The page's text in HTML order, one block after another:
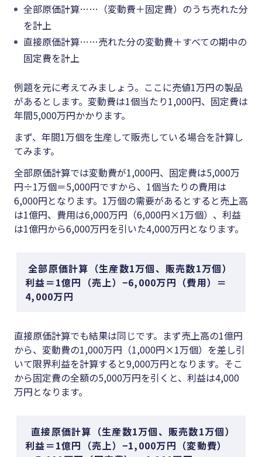
全部原価計算……（変動費＋固定費）のうち売れた分
を計上
直接原価計算……売れた分の変動費＋すべての期中の
固定費を計上
例題を元に考えてみましょう。ここに売値1万円の製品
があるとします。変動費は1個当たり1,000円、固定費は
年間5,000万円かかります。
まず、年間1万個を生産して販売している場合を計算し
てみます。
全部原価計算では変動費が1,000円、固定費は5,000万
円÷1万個＝5,000円ですから、1個当たりの費用は
6,000円となります。1万個の需要があるとすると売上高
は1億円、費用は6,000万円（6,000円×1万個）、利益
は1億円から6,000万円を引いた4,000万円となります。
全部原価計算（生産数1万個、販売数1万個）
利益＝1億円（売上）−6,000万円（費用）＝
4,000万円
直接原価計算でも結果は同じです。まず売上高の1億円
から、変動費の1,000万円（1,000円×1万個）を差し引
いて限界利益を計算すると9,000万円となります。そこ
から固定費の全額の5,000万円を引くと、利益は4,000
万円となります。
直接原価計算（生産数1万個、販売数1万個）
利益＝1億円（売上）−1,000万円（変動費）